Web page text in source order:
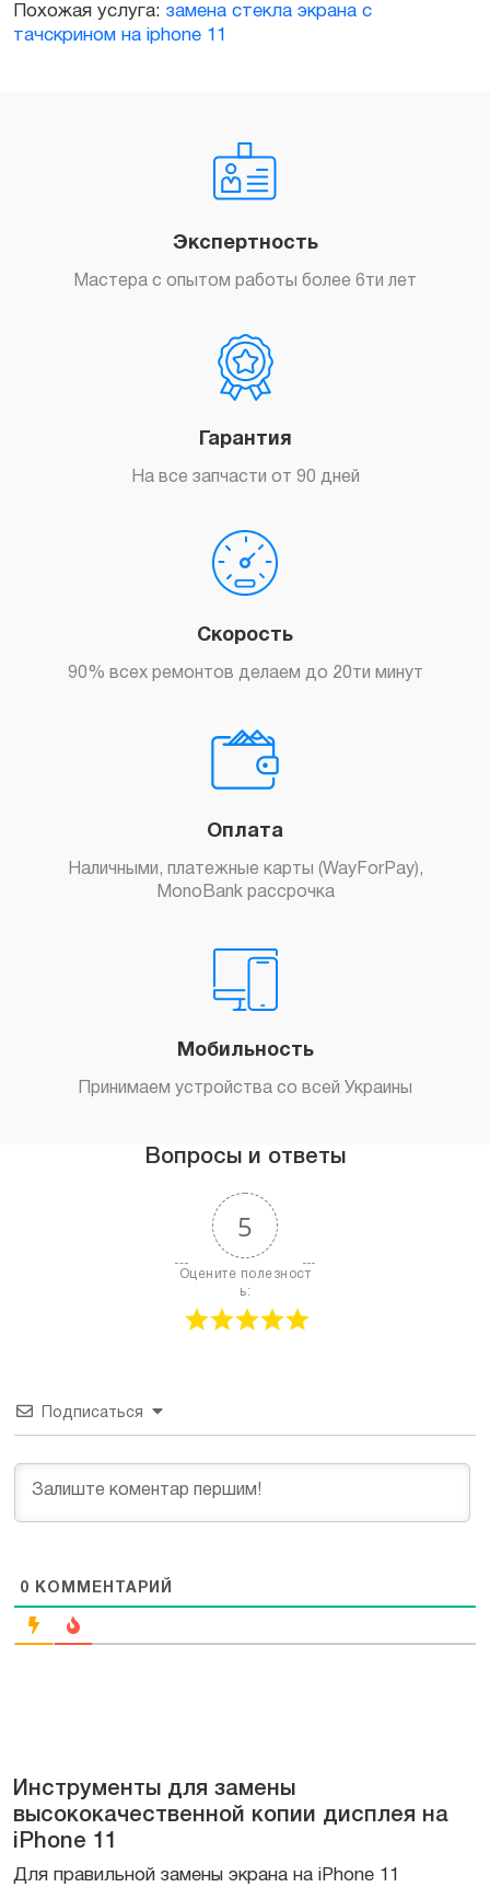
Похожая услуга: замена стекла экрана с
тачскрином на iphone 11
Экспертность
Мастера с опытом работы более 6ти лет
Гарантия
На все запчасти от 90 дней
Скорость
90% всех ремонтов делаем до 20ти минут
Оплата
Наличными, платежные карты (WayForPay),
MonoBank рассрочка
Мобильность
Принимаем устройства со всей Украины
Вопросы и ответы
5
Оцените полезност
ь:
Подписаться
0 КОММЕНТАРИЙ
Инструменты для замены
высококачественной копии дисплея на
iPhone 11
Для правильной замены экрана на iPhone 11